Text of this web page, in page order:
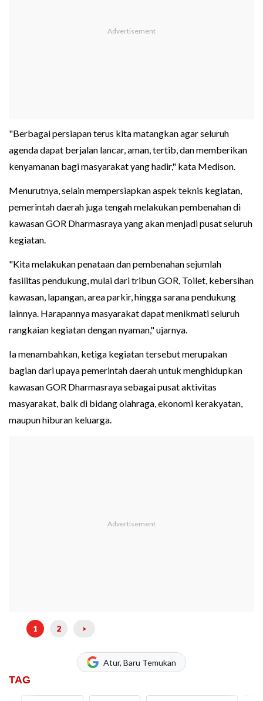
"Berbagai persiapan terus kita matangkan agar seluruh
agenda dapat berjalan lancar, aman, tertib, dan memberikan
kenyamanan bagi masyarakat yang hadir," kata Medison.
Menurutnya, selain mempersiapkan aspek teknis kegiatan,
pemerintah daerah juga tengah melakukan pembenahan di
kawasan GOR Dharmasraya yang akan menjadi pusat seluruh
kegiatan.
"Kita melakukan penataan dan pembenahan sejumlah
fasilitas pendukung, mulai dari tribun GOR, Toilet, kebersihan
kawasan, lapangan, area parkir, hingga sarana pendukung
lainnya. Harapannya masyarakat dapat menikmati seluruh
rangkaian kegiatan dengan nyaman," ujarnya.
Ia menambahkan, ketiga kegiatan tersebut merupakan
bagian dari upaya pemerintah daerah untuk menghidupkan
kawasan GOR Dharmasraya sebagai pusat aktivitas
masyarakat, baik di bidang olahraga, ekonomi kerakyatan,
maupun hiburan keluarga.
1 2 >
Atur, Baru Temukan
TAG